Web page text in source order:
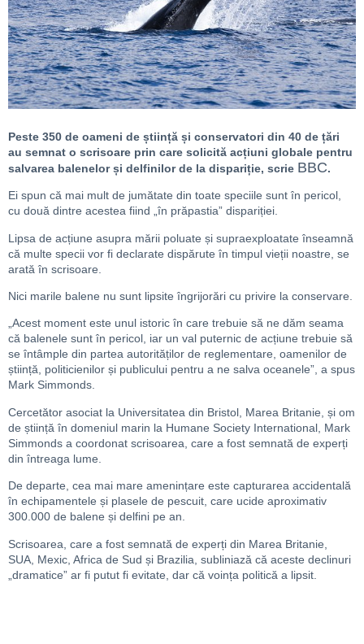
Peste 350 de oameni de știință și conservatori din 40 de țări
au semnat o scrisoare prin care solicită acțiuni globale pentru
salvarea balenelor și delfinilor de la dispariție, scrie BBC.
Ei spun că mai mult de jumătate din toate speciile sunt în pericol,
cu două dintre acestea fiind „în prăpastia” dispariției.
Lipsa de acțiune asupra mării poluate și supraexploatate înseamnă
că multe specii vor fi declarate dispărute în timpul vieții noastre, se
arată în scrisoare.
Nici marile balene nu sunt lipsite îngrijorări cu privire la conservare.
„Acest moment este unul istoric în care trebuie să ne dăm seama
că balenele sunt în pericol, iar un val puternic de acțiune trebuie să
se întâmple din partea autorităților de reglementare, oamenilor de
știință, politicienilor și publicului pentru a ne salva oceanele”, a spus
Mark Simmonds.
Cercetător asociat la Universitatea din Bristol, Marea Britanie, și om
de știință în domeniul marin la Humane Society International, Mark
Simmonds a coordonat scrisoarea, care a fost semnată de experți
din întreaga lume.
De departe, cea mai mare amenințare este capturarea accidentală
în echipamentele și plasele de pescuit, care ucide aproximativ
300.000 de balene și delfini pe an.
Scrisoarea, care a fost semnată de experți din Marea Britanie,
SUA, Mexic, Africa de Sud și Brazilia, subliniază că aceste declinuri
„dramatice” ar fi putut fi evitate, dar că voința politică a lipsit.